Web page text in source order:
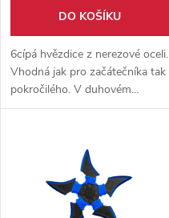
DO KOŠÍKU
6cípá hvězdice z nerezové oceli.
Vhodná jak pro začátečníka tak
pokročilého. V duhovém
zpracování. Průměr 10 cm.